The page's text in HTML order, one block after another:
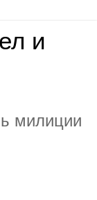
и
милиции